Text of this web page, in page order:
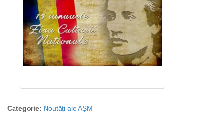
Categorie: Noutăți ale AȘM